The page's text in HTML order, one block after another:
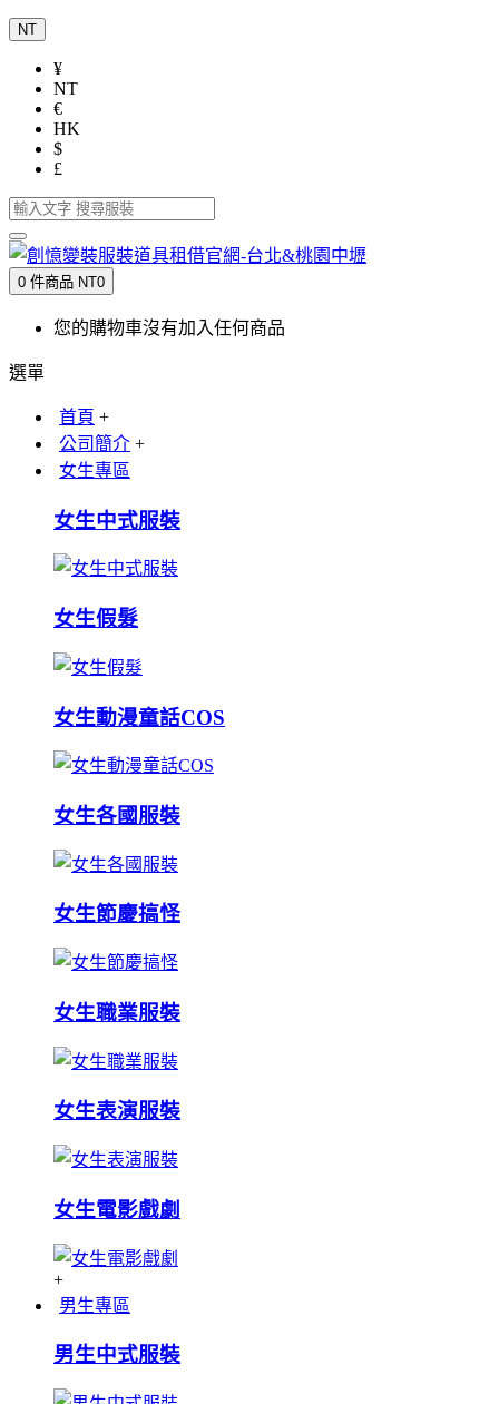
NT
¥
NT
€
HK
$
£
0 件商品 NT0
您的購物車沒有加入任何商品
選單
首頁 +
公司簡介 +
女生專區
女生中式服裝
女生假髮
女生動漫童話COS
女生各國服裝
女生節慶搞怪
女生職業服裝
女生表演服裝
女生電影戲劇
+
男生專區
男生中式服裝